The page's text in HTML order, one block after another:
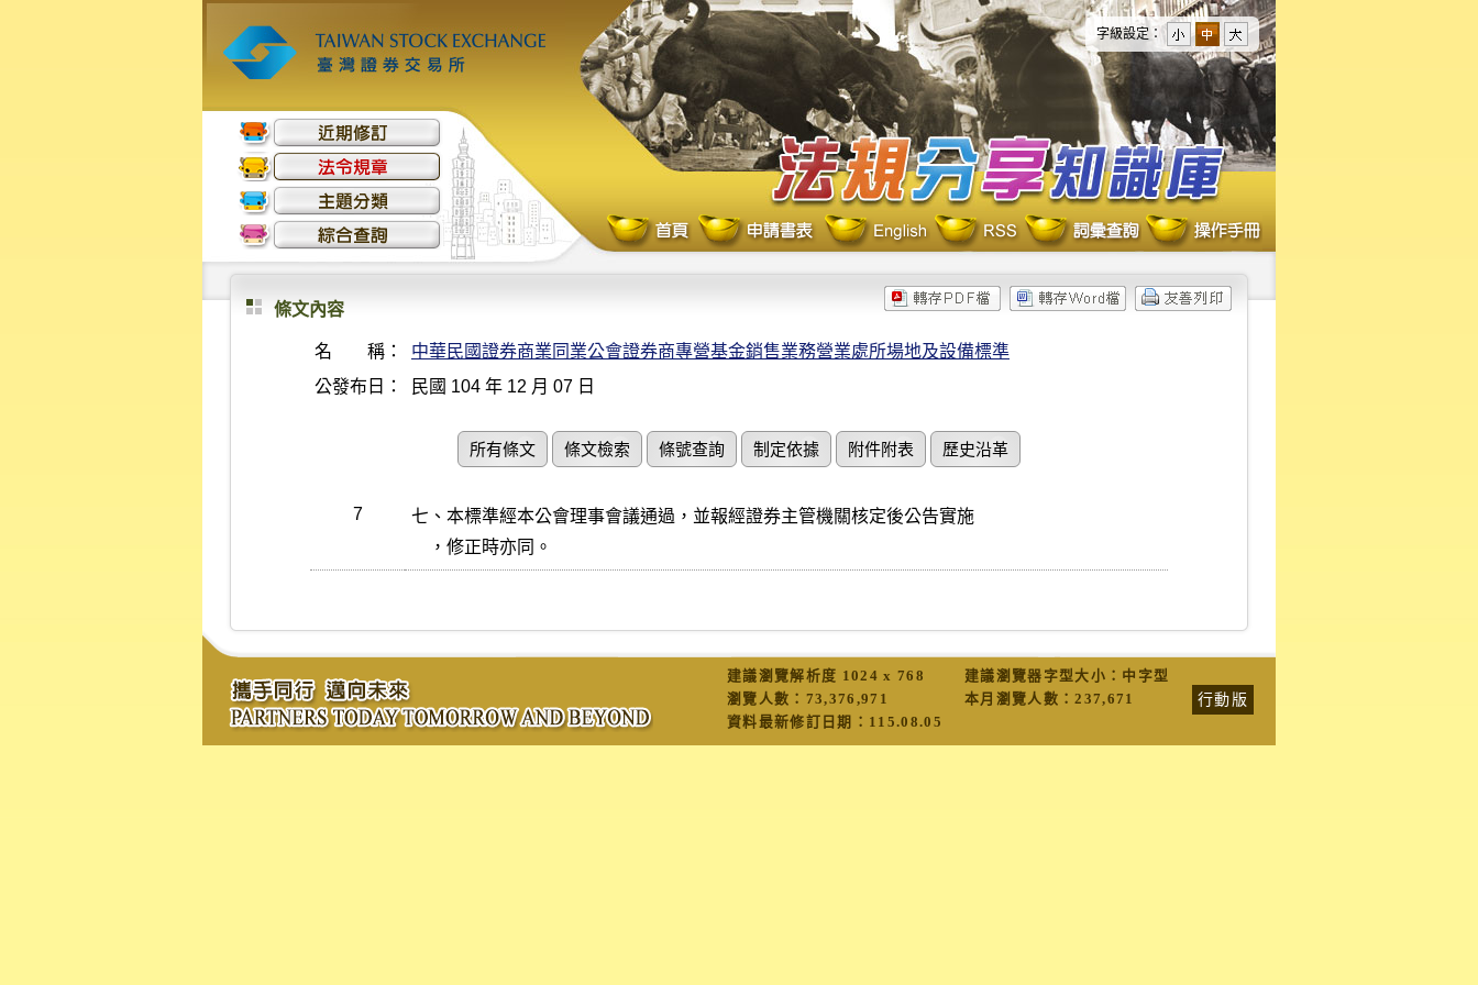
字級設定：
條文內容
名 稱：
中華民國證券商業同業公會證券商專營基金銷售業務營業處所場地及設備標準
公發布日：
民國 104 年 12 月 07 日
所有條文 條文檢索 條號查詢 制定依據 附件附表 歷史沿革
7
七、本標準經本公會理事會議通過，並報經證券主管機關核定後公告實施
    ，修正時亦同。
建議瀏覽解析度 1024 x 768 建議瀏覽器字型大小：中字型
行動版
瀏覽人數： 73,376,971 本月瀏覽人數：237,671
資料最新修訂日期： 115.08.05